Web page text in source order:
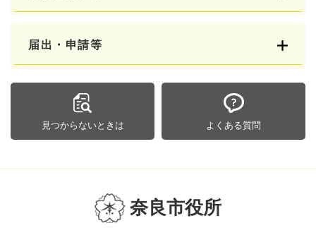
届出・申請等
見つからないときは よくある質問
奈良市役所